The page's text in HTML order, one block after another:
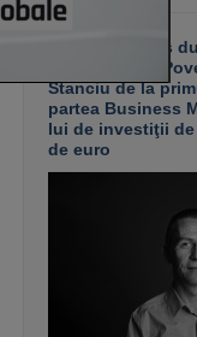
Un pariu închis
abia deschis.
Stanciu de la
partea Business
lui de investiţii
de euro